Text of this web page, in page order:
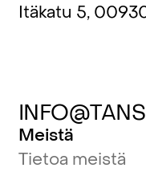
Itäkatu 5,
Meistä
Tietoa meistä